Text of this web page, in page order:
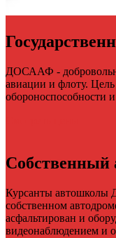
ДОСААФ -
авиации и флоту.
обороноспособности
Собственный
Курсанты
собственном
асфальтирован и
видеонаблюдением и